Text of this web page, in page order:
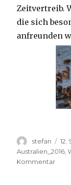
Zeitvertreib.
die sich
anfreunden
Autor
stefan
am
Australien_2016 ,
Kommentarzu